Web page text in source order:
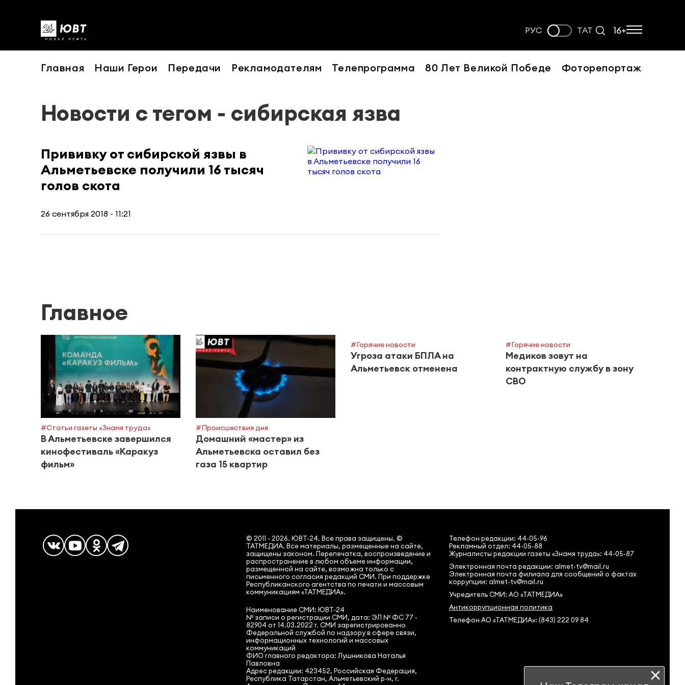
РУС ТАТ 16+
Главная Наши Герои Передачи Рекламодателям Телепрограмма 80 Лет Великой Победе Фоторепортаж
Новости с тегом - сибирская язва
Прививку от сибирской язвы в
Альметьевске получили 16 тысяч
голов скота
26 сентября 2018 - 11:21
Главное
#Статьи газеты «Знамя труда»
В Альметьевске завершился
кинофестиваль «Каракуз
фильм»
#Происшествия дня
Домашний «мастер» из
Альметьевска оставил без
газа 15 квартир
#Горячие новости
Угроза атаки БПЛА на
Альметьевск отменена
#Горячие новости
Медиков зовут на
контрактную службу в зону
СВО
© 2011 - 2026. ЮВТ-24. Все права защищены. ©
ТАТМЕДИА. Все материалы, размещенные на сайте,
защищены законом. Перепечатка, воспроизведение и
распространение в любом объеме информации,
размещенной на сайте, возможна только с
письменного согласия редакций СМИ. При поддержке
Республиканского агентства по печати и массовым
коммуникациям «ТАТМЕДИА».
Наименование СМИ: ЮВТ-24
№ записи о регистрации СМИ, дата: ЭЛ № ФС 77 -
82904 от 14.03.2022 г. СМИ зарегистрированно
Федеральной службой по надзору в сфере связи,
информационных технологий и массовых
коммуникаций
ФИО главного редактора: Лушникова Наталья
Павловна
Адрес редакции: 423452, Российская Федерация,
Республика Татарстан, Альметьевский р-н, г.
Телефон редакции: 44-05-96
Рекламный отдел: 44-05-88
Журналисты редакции газеты «Знамя труда»: 44-05-87
Электронная почта редакции: almet-tv@mail.ru
Электронная почта филиала для сообщений о фактах
коррупции: almet-tv@mail.ru
Учредитель СМИ: АО «ТАТМЕДИА»
Антикоррупционная политика
Телефон АО «ТАТМЕДИА»: (843) 222 09 84